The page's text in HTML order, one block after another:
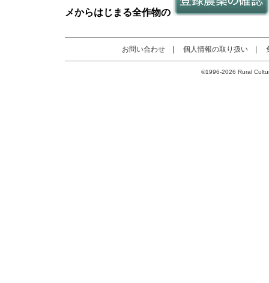
メからはじまる全作物の
お問い合わせ | 個人情報の取り扱い |
©1996-2026 Rural